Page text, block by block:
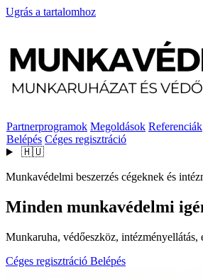
Ugrás a tartalomhoz
Partnerprogramok Megoldások Referenciák
Belépés Céges regisztráció
🇭🇺
Munkavédelmi beszerzés cégeknek és
Minden munkavédelmi
Munkaruha, védőeszköz, intézményellátás,
Céges regisztráció Belépés